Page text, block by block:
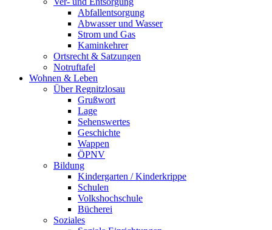
Abfallentsorgung
Abwasser und Wasser
Strom und Gas
Kaminkehrer
Ortsrecht & Satzungen
Notruftafel
Wohnen & Leben
Über Regnitzlosau
Grußwort
Lage
Sehenswertes
Geschichte
Wappen
ÖPNV
Bildung
Kindergarten / Kinderkrippe
Schulen
Volkshochschule
Bücherei
Soziales